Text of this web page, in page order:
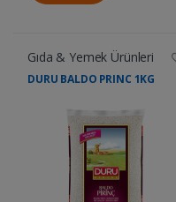
Gıda & Yemek Ürünleri
DURU BALDO PRINC 1KG